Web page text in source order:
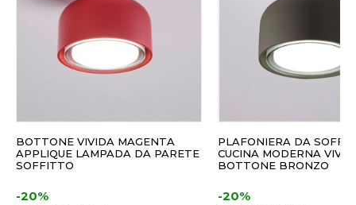
BOTTONE VIVIDA MAGENTA
APPLIQUE LAMPADA DA PARETE
SOFFITTO
-20%
PLAFONIERA DA
CUCINA MODERNA
BOTTONE BRONZO
-20%